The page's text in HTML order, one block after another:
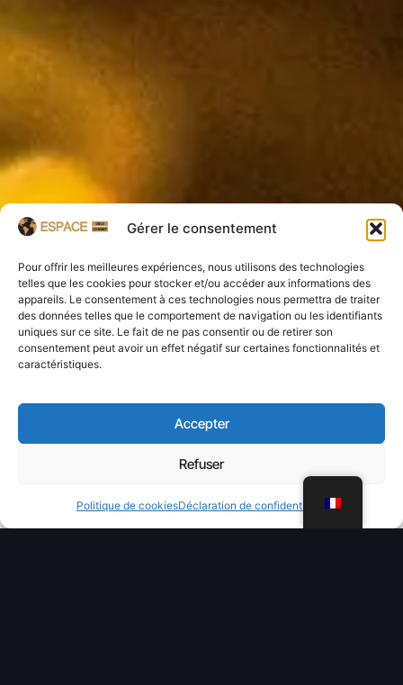
Gérer le consentement
Pour offrir les meilleures expériences, nous utilisons des technologies
telles que les cookies pour stocker et/ou accéder aux informations des
appareils. Le consentement à ces technologies nous permettra de traiter
des données telles que le comportement de navigation ou les identifiants
uniques sur ce site. Le fait de ne pas consentir ou de retirer son
consentement peut avoir un effet négatif sur certaines fonctionnalités et
caractéristiques.
Accepter
Refuser
Politique de cookiesDéclaration de confidentialité
WhatsApp